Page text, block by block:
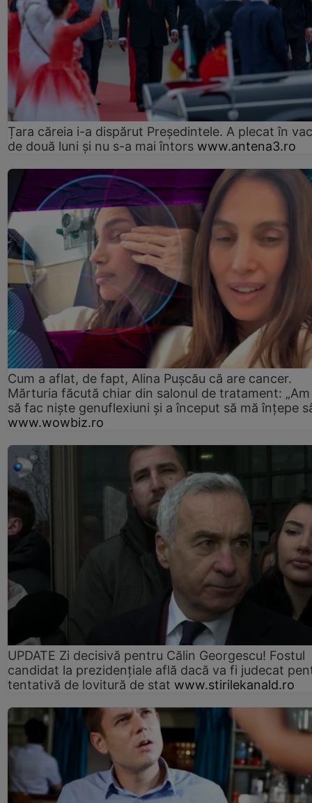
Țara căreia i-a dispărut Președintele. A plecat în
de două luni și nu s-a mai întors www.antena3.ro
Cum a aflat, de fapt, Alina Pușcău că are cancer.
Mărturia făcută chiar din salonul de tratament:
să fac niște genuflexiuni și a început să mă înțepe
www.wowbiz.ro
UPDATE Zi decisivă pentru Călin Georgescu! Fostul
candidat la prezidențiale află dacă va fi judecat
tentativă de lovitură de stat www.stirilekanald.ro